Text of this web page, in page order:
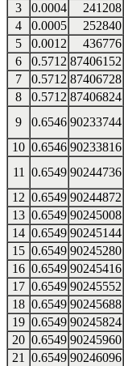
3
0.0004 241208
4
0.0005 252840
5
0.0012 436776
6
0.5712 87406152
7
0.5712 87406728
8
0.5712 87406824
9
0.6546 90233744
10 0.6546 90233816
11
0.6549 90244736
12 0.6549 90244872
13 0.6549 90245008
14 0.6549 90245144
15 0.6549 90245280
16 0.6549 90245416
17 0.6549 90245552
18 0.6549 90245688
19 0.6549 90245824
20 0.6549 90245960
21
0.6549 90246096